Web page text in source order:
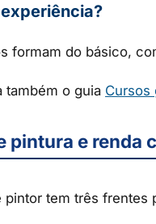
formam do básico,
também o guia Cursos
pintura e renda
pintor tem três